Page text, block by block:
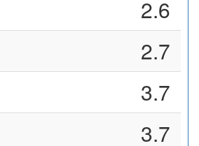
2.6
2.7
3.7
3.7